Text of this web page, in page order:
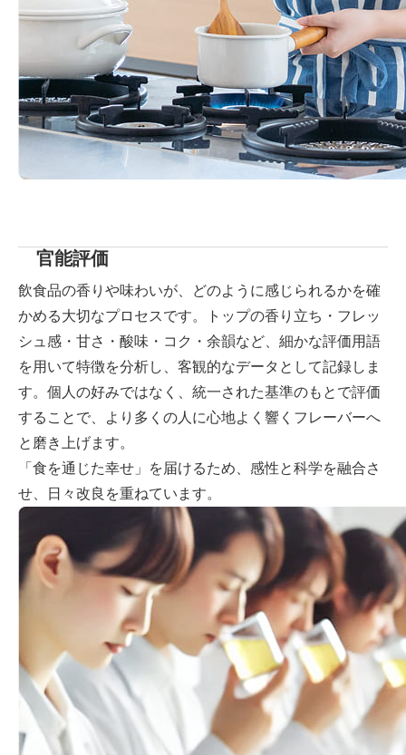
官能評価
飲食品の香りや味わいが、どのように感じられるかを確
かめる大切なプロセスです。トップの香り立ち・フレッ
シュ感・甘さ・酸味・コク・余韻など、細かな評価用語
を用いて特徴を分析し、客観的なデータとして記録しま
す。個人の好みではなく、統一された基準のもとで評価
することで、より多くの人に心地よく響くフレーバーへ
と磨き上げます。
「食を通じた幸せ」を届けるため、感性と科学を融合さ
せ、日々改良を重ねています。